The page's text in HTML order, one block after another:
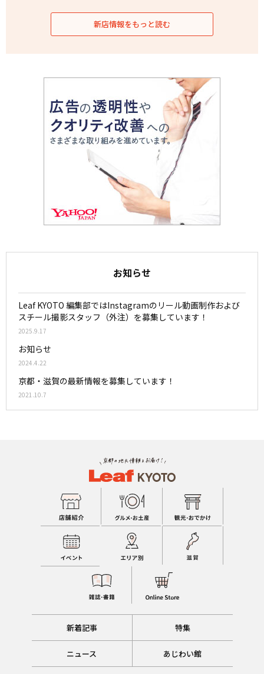
新店情報をもっと読む
お知らせ
Leaf KYOTO 編集部ではInstagramのリール動画制作および
スチール撮影スタッフ（外注）を募集しています！
2025.9.17
お知らせ
2024.4.22
京都・滋賀の最新情報を募集しています！
2021.10.7
新着記事 特集
ニュース あじわい館